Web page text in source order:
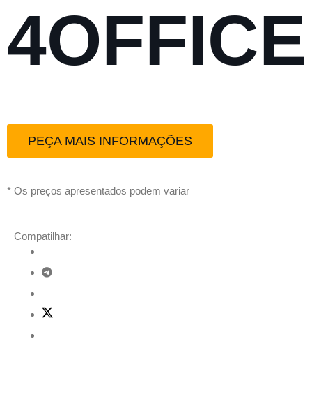
4OFFICE
PEÇA MAIS INFORMAÇÕES
* Os preços apresentados podem variar
Compatilhar: